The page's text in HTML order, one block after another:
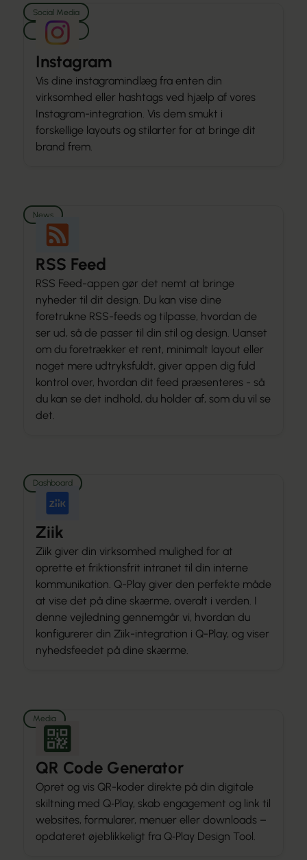
Social Media
Media
Instagram
Vis dine instagramindlæg fra enten din
virksomhed eller hashtags ved hjælp af vores
Instagram-integration. Vis dem smukt i
forskellige layouts og stilarter for at bringe dit
brand frem.
News
RSS Feed
RSS Feed-appen gør det nemt at bringe
nyheder til dit design. Du kan vise dine
foretrukne RSS-feeds og tilpasse, hvordan de
ser ud, så de passer til din stil og design. Uanset
om du foretrækker et rent, minimalt layout eller
noget mere udtryksfuldt, giver appen dig fuld
kontrol over, hvordan dit feed præsenteres - så
du kan se det indhold, du holder af, som du vil se
det.
Dashboard
Ziik
Ziik giver din virksomhed mulighed for at
oprette et friktionsfrit intranet til din interne
kommunikation. Q-Play giver den perfekte måde
at vise det på dine skærme, overalt i verden. I
denne vejledning gennemgår vi, hvordan du
konfigurerer din Ziik-integration i Q-Play, og viser
nyhedsfeedet på dine skærme.
Media
QR Code Generator
Opret og vis QR-koder direkte på din digitale
skiltning med Q‑Play, skab engagement og link til
websites, formularer, menuer eller downloads –
opdateret øjeblikkeligt fra Q‑Play Design Tool.